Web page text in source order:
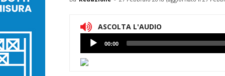
ASCOLTA L'AUDIO
Lettore
Audio
00:00